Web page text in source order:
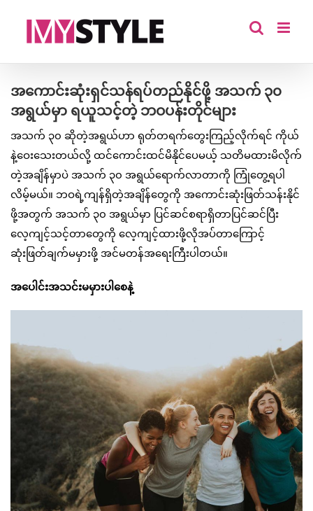
အကောင်းဆုံးရှင်သန်ရပ်တည်နိုင်ဖို့ အသက် ၃၀
အရွယ်မှာ ရယူသင့်တဲ့ ဘဝပန်းတိုင်များ
အသက် ၃၀ ဆိုတဲ့အရွယ်ဟာ ရုတ်တရက်တွေးကြည့်လိုက်ရင် ကိုယ်
နဲ့ဝေးသေးတယ်လို့ ထင်ကောင်းထင်မိနိုင်ပေမယ့် သတိမထားမိလိုက်
တဲ့အချိန်မှာပဲ အသက် ၃၀ အရွယ်ရောက်လာတာကို ကြုံတွေ့ရပါ
လိမ့်မယ်။ ဘဝရဲ့ကျန်ရှိတဲ့အချိန်တွေကို အကောင်းဆုံးဖြတ်သန်းနိုင်
ဖို့အတွက် အသက် ၃၀ အရွယ်မှာ ပြင်ဆင်စရာရှိတာပြင်ဆင်ပြီး
လေ့ကျင့်သင့်တာတွေကို လေ့ကျင့်ထားဖို့လိုအပ်တာကြောင့်
ဆုံးဖြတ်ချက်မမှားဖို့ အင်မတန်အရေးကြီးပါတယ်။
အပေါင်းအသင်းမမှားပါစေနဲ့